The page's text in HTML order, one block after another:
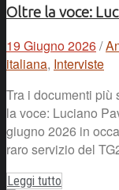
Oltre la voce:
19 Giugno 2026/
italiana, Interviste
Tra i documenti più
la voce: Luciano
giugno 2026 in
raro servizio del
Leggi tutto